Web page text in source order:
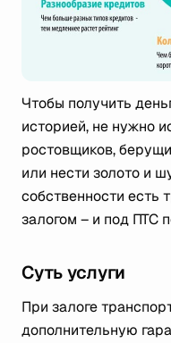
Чтобы получить
историей, не нужно
ростовщиков,
или нести золото и
собственности есть
залогом – и под ПТС
Суть услуги
При залоге
дополнительную